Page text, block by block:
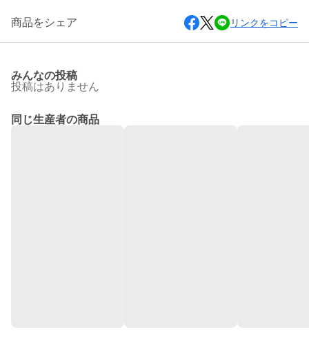
商品をシェア リンクをコピー
みんなの投稿
投稿はありません
同じ生産者の商品